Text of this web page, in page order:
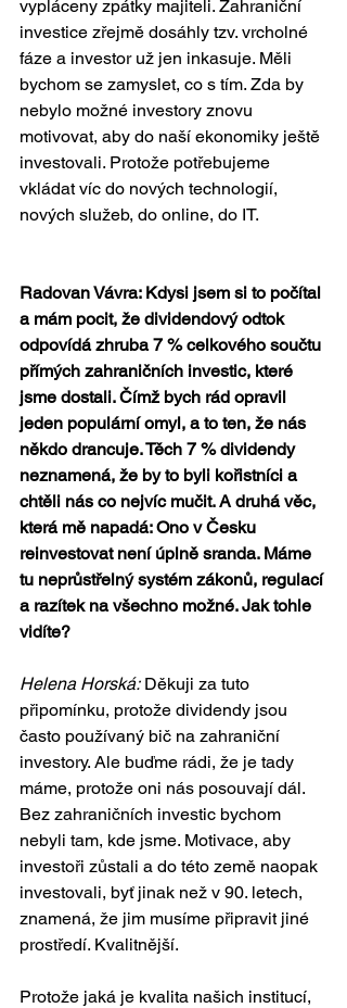
vypláceny zpátky majiteli. Zahraniční
investice zřejmě dosáhly tzv. vrcholné
fáze a investor už jen inkasuje. Měli
bychom se zamyslet, co s tím. Zda by
nebylo možné investory znovu
motivovat, aby do naší ekonomiky ještě
investovali. Protože potřebujeme
vkládat víc do nových technologií,
nových služeb, do online, do IT.
Radovan Vávra: Kdysi jsem si to počítal
a mám pocit, že dividendový odtok
odpovídá zhruba 7 % celkového součtu
přímých zahraničních investic, které
jsme dostali. Čímž bych rád opravil
jeden populární omyl, a to ten, že nás
někdo drancuje. Těch 7 % dividendy
neznamená, že by to byli kořistníci a
chtěli nás co nejvíc mučit. A druhá věc,
která mě napadá: Ono v Česku
reinvestovat není úplně sranda. Máme
tu neprůstřelný systém zákonů, regulací
a razítek na všechno možné. Jak tohle
vidíte?
Helena Horská: Děkuji za tuto
připomínku, protože dividendy jsou
často používaný bič na zahraniční
investory. Ale buďme rádi, že je tady
máme, protože oni nás posouvají dál.
Bez zahraničních investic bychom
nebyli tam, kde jsme. Motivace, aby
investoři zůstali a do této země naopak
investovali, byť jinak než v 90. letech,
znamená, že jim musíme připravit jiné
prostředí. Kvalitnější.
Protože jaká je kvalita našich institucí,